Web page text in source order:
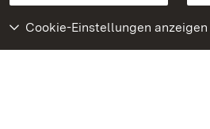
Cookie-Einstellungen anzeigen
Weiteres